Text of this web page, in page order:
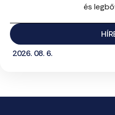
és
2026. 08. 6.